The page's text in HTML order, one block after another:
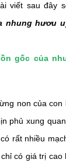
viết sau đây
nhung hươu
gốc của
non của
phủ xung
rất nhiều
có giá trị